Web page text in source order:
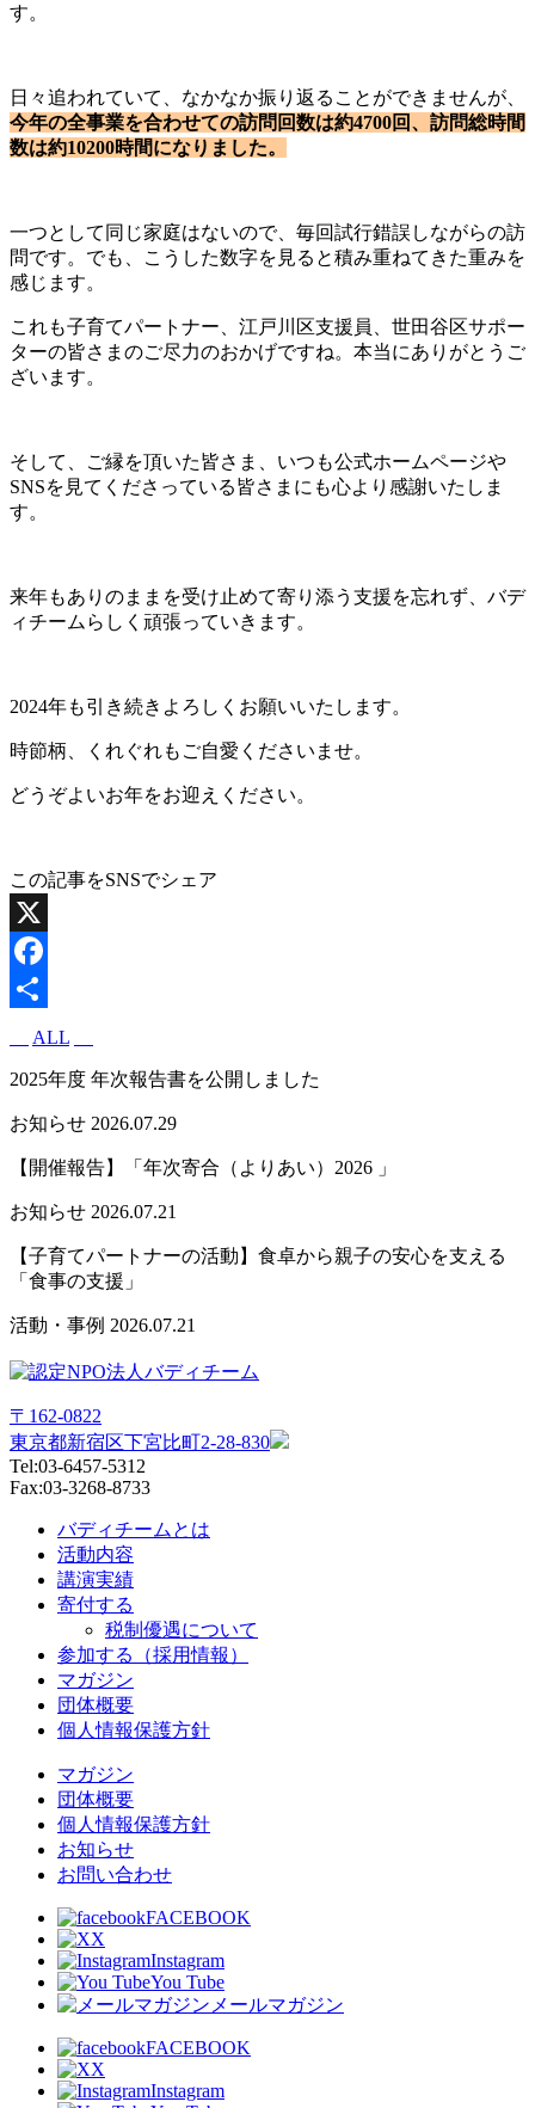
す。
日々追われていて、なかなか振り返ることができませんが、
今年の全事業を合わせての訪問回数は約4700回、訪問総時間
数は約10200時間になりました。
一つとして同じ家庭はないので、毎回試行錯誤しながらの訪
問です。でも、こうした数字を見ると積み重ねてきた重みを
感じます。
これも子育てパートナー、江戸川区支援員、世田谷区サポー
ターの皆さまのご尽力のおかげですね。本当にありがとうご
ざいます。
そして、ご縁を頂いた皆さま、いつも公式ホームページや
SNSを見てくださっている皆さまにも心より感謝いたしま
す。
来年もありのままを受け止めて寄り添う支援を忘れず、バデ
ィチームらしく頑張っていきます。
2024年も引き続きよろしくお願いいたします。
時節柄、くれぐれもご自愛くださいませ。
どうぞよいお年をお迎えください。
この記事をSNSでシェア
X
Facebook
ALL
2025年度 年次報告書を公開しました
お知らせ 2026.07.29
【開催報告】「年次寄合（よりあい）2026 」
お知らせ 2026.07.21
【子育てパートナーの活動】食卓から親子の安心を支える
「食事の支援」
活動・事例 2026.07.21
〒162-0822
東京都新宿区下宮比町2-28-830
Tel:03-6457-5312
Fax:03-3268-8733
バディチームとは
活動内容
講演実績
寄付する
税制優遇について
参加する（採用情報）
マガジン
団体概要
個人情報保護方針
マガジン
団体概要
個人情報保護方針
お知らせ
お問い合わせ
FACEBOOK
X
Instagram
You Tube
メールマガジン
FACEBOOK
X
Instagram